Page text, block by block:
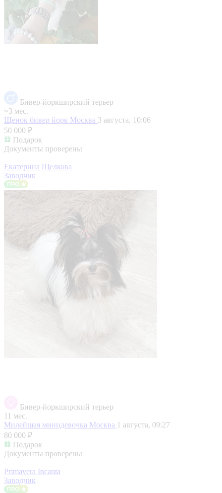
Бивер-йоркширский терьер
~3 мес.
Щенок бивер йорк Москва 3 августа, 10:06
50 000 ₽
Подарок
Документы проверены
Екатерина Щелкова
Заводчик
Бивер-йоркширский терьер
11 мес.
Милейшая минидевочка Москва 1 августа, 09:27
80 000 ₽
Подарок
Документы проверены
Primavera Incanta
Заводчик